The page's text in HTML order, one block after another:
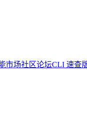
市场社区论坛CLI 速查